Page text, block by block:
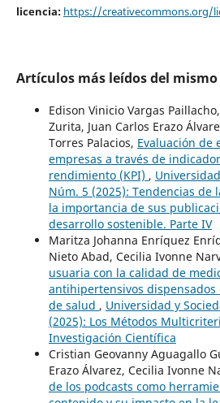
licencia: https://creativecommons.org/
Artículos más leídos del
Edison Vinicio Vargas
Zurita, Juan Carlos Erazo
Torres Palacios, Evaluación de
empresas a través de
rendimiento (KPI) ,
Núm. 5 (2025): Tendencias de
la importancia de sus
desarrollo sostenible. Parte IV
Maritza Johanna Enríquez
Nieto Abad, Cecilia Ivonne
usuaria con la calidad de
antihipertensivos
de salud , Universidad y
(2025): Los Métodos
Investigación Científica
Cristian Geovanny Aguagallo
Erazo Álvarez, Cecilia Ivonne
de los podcasts como